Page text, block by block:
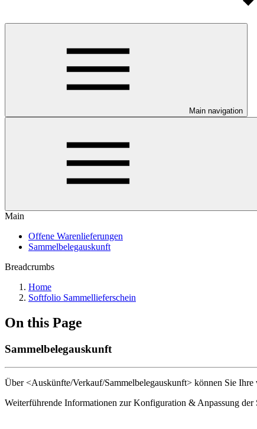
Main navigation
Main
Offene Warenlieferungen
Sammelbelegauskunft
Breadcrumbs
Home
Softfolio Sammellieferschein
On this Page
Sammelbelegauskunft
Über <Auskünfte/Verkauf/Sammelbelegauskunft> können Sie
Weiterführende Informationen zur Konfiguration & Anpassung